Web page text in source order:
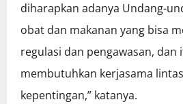
diharapkan adanya Undang-
obat dan makanan yang bisa
regulasi dan pengawasan, dan
membutuhkan kerjasama
kepentingan,” katanya.